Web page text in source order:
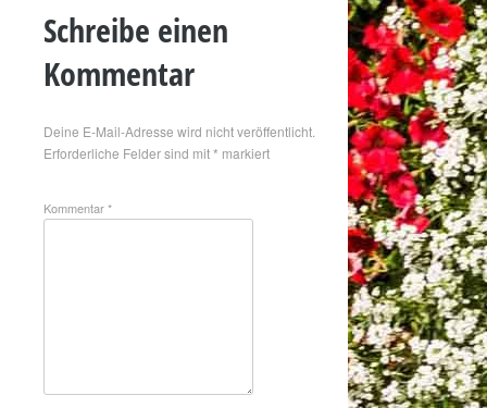
Schreibe einen
Kommentar
Deine E-Mail-Adresse wird nicht veröffentlicht.
Erforderliche Felder sind mit* markiert
Kommentar*